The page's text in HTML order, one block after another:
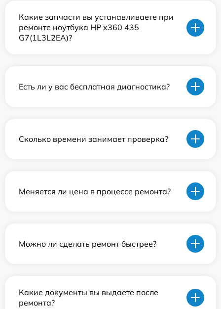
Какие запчасти вы устанавливаете при
ремонте ноутбука HP x360 435
G7(1L3L2EA)?
Есть ли у вас бесплатная диагностика?
Сколько времени занимает проверка?
Меняется ли цена в процессе ремонта?
Можно ли сделать ремонт быстрее?
Какие документы вы выдаете после
ремонта?